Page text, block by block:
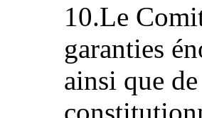
10.Le
garanties
ainsi que